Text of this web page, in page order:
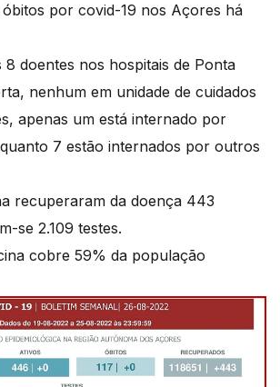
óbitos por covid-19 nos Açores há
8 doentes nos hospitais de Ponta
nenhum em unidade de cuidados
apenas um está internado por
7 estão internados por outros
recuperaram da doença 443
se 2.109 testes.
cobre 59% da população